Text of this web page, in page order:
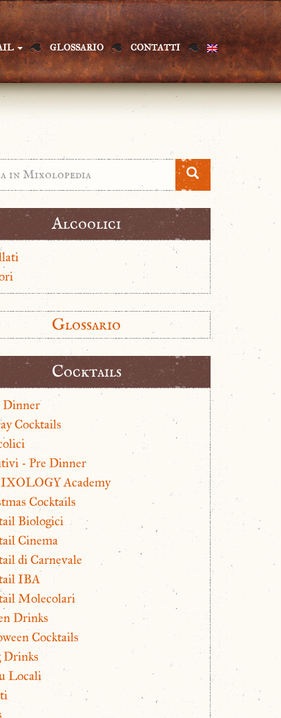
GLOSSARIO CONTATTI
Alcoolici
Glossario
Cocktails
Cocktails
- Pre Dinner
Academy
Cocktails
Biologici
Cinema
di Carnevale
IBA
Molecolari
Drinks
Cocktails
Drinks
Locali